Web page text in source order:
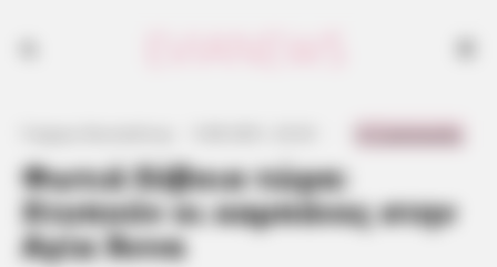
Φωτιά Εύβοια τώρα:
Χτυπούν οι καμπάνες στην
Αγία Άννα